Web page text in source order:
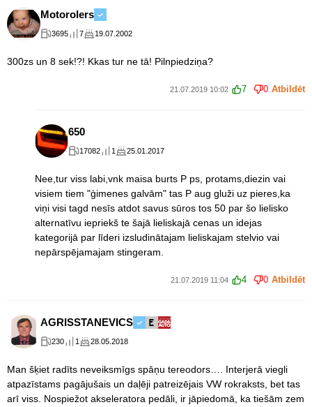
Motorolers
3695 7 19.07.2002
300zs un 8 sek!?! Kkas tur ne tā! Pilnpiedziņa?
21.07.2019 10:02 7 0 Atbildēt
650
17082 1 25.01.2017
Nee,tur viss labi,vnk maisa burts P ps, protams,diezin vai
visiem tiem "ģimenes galvām" tas P aug gluži uz pieres,ka
viņi visi tagd nesīs atdot savus sūros tos 50 par šo lielisko
alternatīvu iepriekš te šajā lieliskajā cenas un idejas
kategorijā par līderi izsludinātajam lieliskajam stelvio vai
nepārspējamajam stingeram.
21.07.2019 11:04 4 0 Atbildēt
AGRISSTANEVICS
230 1 28.05.2018
Man šķiet radīts neveiksmīgs spāņu tereodors…. Interjerā viegli
atpazīstams pagājušais un daļēji patreizējais VW rokraksts, bet tas
arī viss. Nospiežot akseleratora pedāli, ir jāpiedomā, ka tiešām zem